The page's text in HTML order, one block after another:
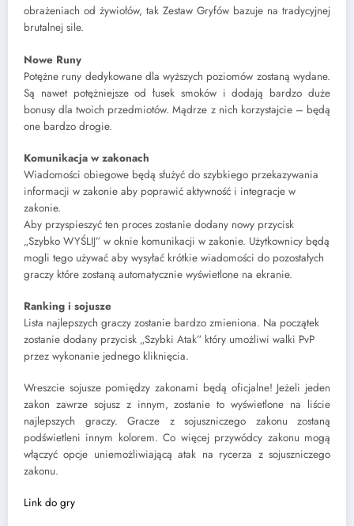
obrażeniach od żywiołów, tak Zestaw Gryfów bazuje na tradycyjnej
brutalnej sile.
Nowe Runy
Potężne runy dedykowane dla wyższych poziomów zostaną wydane.
Są nawet potężniejsze od łusek smoków i dodają bardzo duże
bonusy dla twoich przedmiotów. Mądrze z nich korzystajcie – będą
one bardzo drogie.
Komunikacja w zakonach
Wiadomości obiegowe będą służyć do szybkiego przekazywania
informacji w zakonie aby poprawić aktywność i integracje w
zakonie.
Aby przyspieszyć ten proces zostanie dodany nowy przycisk
„Szybko WYŚLIJ” w oknie komunikacji w zakonie. Użytkownicy będą
mogli tego używać aby wysyłać krótkie wiadomości do pozostałych
graczy które zostaną automatycznie wyświetlone na ekranie.
Ranking i sojusze
Lista najlepszych graczy zostanie bardzo zmieniona. Na początek
zostanie dodany przycisk „Szybki Atak” który umożliwi walki PvP
przez wykonanie jednego kliknięcia.
Wreszcie sojusze pomiędzy zakonami będą oficjalne! Jeżeli jeden
zakon zawrze sojusz z innym, zostanie to wyświetlone na liście
najlepszych graczy. Gracze z sojuszniczego zakonu zostaną
podświetleni innym kolorem. Co więcej przywódcy zakonu mogą
włączyć opcje uniemożliwiającą atak na rycerza z sojuszniczego
zakonu.
Link do gry